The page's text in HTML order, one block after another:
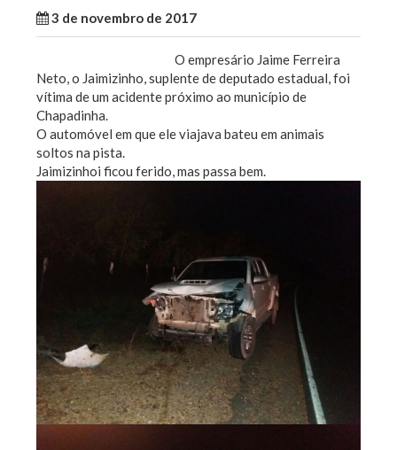
3 de novembro de 2017
O empresário Jaime Ferreira
Neto, o Jaimizinho, suplente de deputado estadual, foi
vítima de um acidente próximo ao município de
Chapadinha.
O automóvel em que ele viajava bateu em animais
soltos na pista.
Jaimizinhoi ficou ferido, mas passa bem.